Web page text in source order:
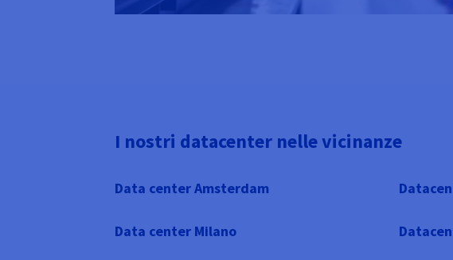
I nostri datacenter nelle vicinanze
Data center Amsterdam
Data center Milano